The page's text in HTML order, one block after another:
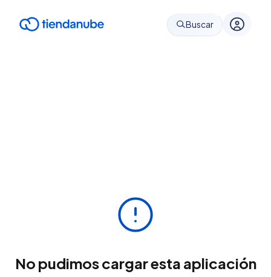
Buscar
No pudimos cargar esta aplicación